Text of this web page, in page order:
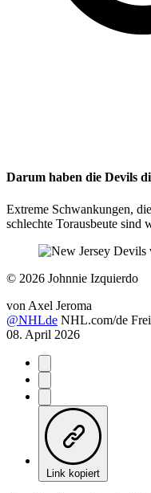
Darum haben die Devils
Extreme Schwankungen,
schlechte Torausbeute sind
© 2026 Johnnie Izquierdo
von Axel Jeroma
@NHLde NHL.com/de
08. April 2026
Link kopiert